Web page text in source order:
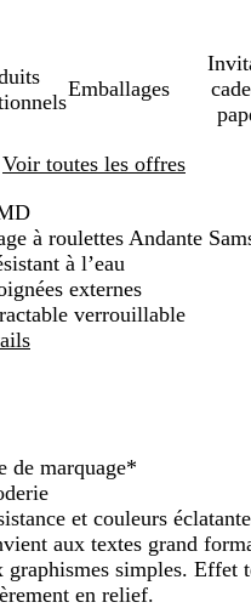
Emballages
Voir toutes les offres
à roulettes Andante
à l’eau
externes
verrouillable
de marquage*
et couleurs
aux textes grand
graphismes simples. Effet
en relief.